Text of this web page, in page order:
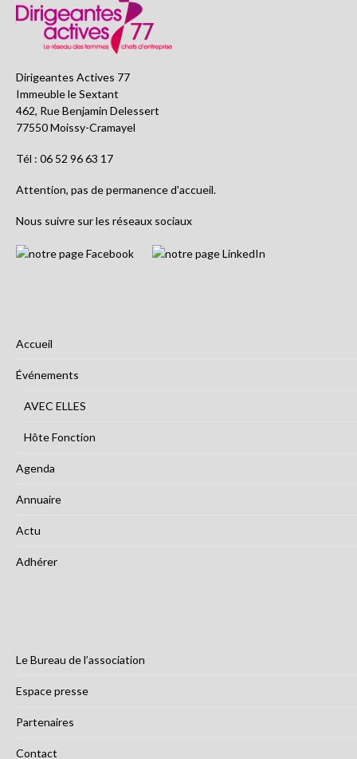
Dirigeantes Actives 77
Immeuble le Sextant
462, Rue Benjamin Delessert
77550 Moissy-Cramayel
Tél : 06 52 96 63 17
Attention, pas de permanence d'accueil.
Nous suivre sur les réseaux sociaux
Accueil
Événements
AVEC ELLES
Hôte Fonction
Agenda
Annuaire
Actu
Adhérer
Le Bureau de l’association
Espace presse
Partenaires
Contact